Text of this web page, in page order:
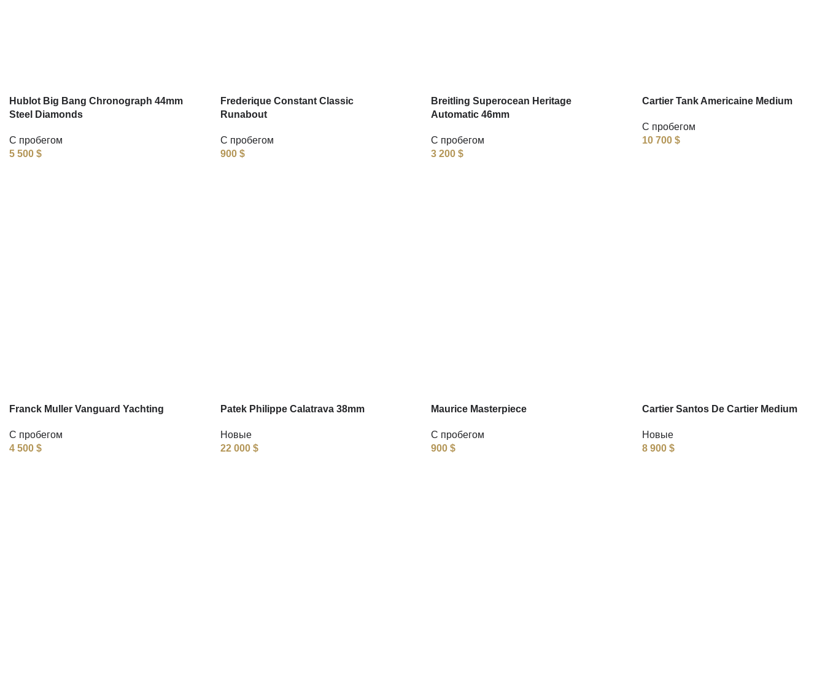
Hublot Big Bang Chronograph 44mm
Steel Diamonds
С пробегом
5 500 $
Frederique Constant Classic
Runabout
С пробегом
900 $
Breitling Superocean Heritage
Automatic 46mm
С пробегом
3 200 $
Cartier Tank Americaine Medium
С пробегом
10 700 $
Franck Muller Vanguard Yachting
С пробегом
4 500 $
Patek Philippe Calatrava 38mm
Новые
22 000 $
Maurice Masterpiece
С пробегом
900 $
Cartier Santos De Cartier Medium
Новые
8 900 $